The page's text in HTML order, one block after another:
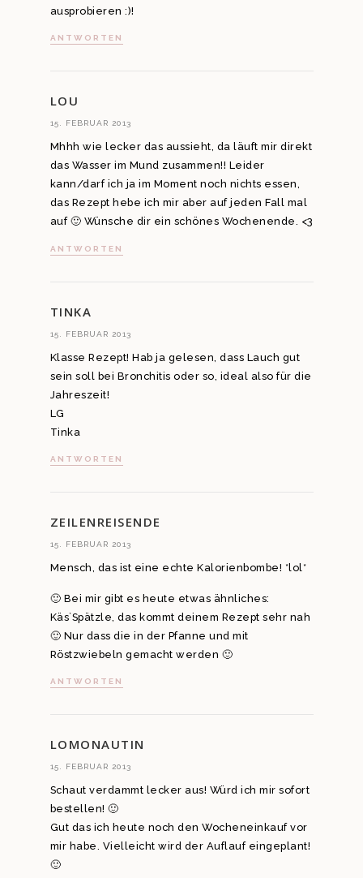
ausprobieren :)!
ANTWORTEN
LOU
15. FEBRUAR 2013
Mhhh wie lecker das aussieht, da läuft mir direkt
das Wasser im Mund zusammen!! Leider
kann/darf ich ja im Moment noch nichts essen,
das Rezept hebe ich mir aber auf jeden Fall mal
auf 🙂 Wünsche dir ein schönes Wochenende. <3
ANTWORTEN
TINKA
15. FEBRUAR 2013
Klasse Rezept! Hab ja gelesen, dass Lauch gut
sein soll bei Bronchitis oder so, ideal also für die
Jahreszeit!
LG
Tinka
ANTWORTEN
ZEILENREISENDE
15. FEBRUAR 2013
Mensch, das ist eine echte Kalorienbombe! *lol*
🙂 Bei mir gibt es heute etwas ähnliches:
Käs`Spätzle, das kommt deinem Rezept sehr nah
🙂 Nur dass die in der Pfanne und mit
Röstzwiebeln gemacht werden 🙂
ANTWORTEN
LOMONAUTIN
15. FEBRUAR 2013
Schaut verdammt lecker aus! Würd ich mir sofort
bestellen! 🙂
Gut das ich heute noch den Wocheneinkauf vor
mir habe. Vielleicht wird der Auflauf eingeplant!
🙂